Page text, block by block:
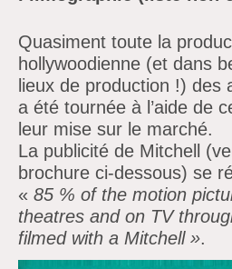
Quasiment toute la
hollywoodienne (et dans
lieux de production !) des
a été tournée à l’aide de
leur mise sur le marché.
La publicité de Mitchell
brochure ci-dessous) se
« 85 % of the motion
theatres and on TV
filmed with a Mitchell ».